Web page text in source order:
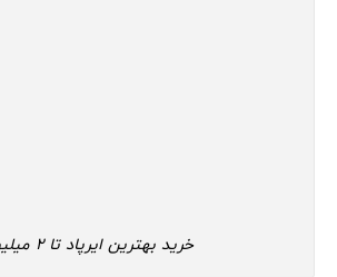
خرید بهترین ایرپاد تا ۲ میلیون